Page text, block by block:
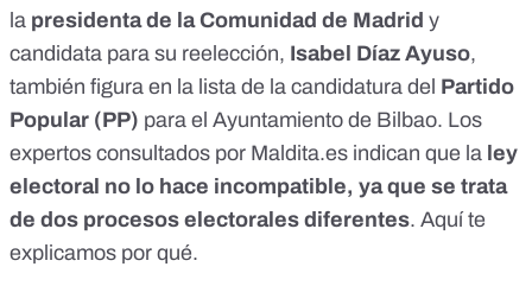
la presidenta de la Comunidad de Madrid y
candidata para su reelección, Isabel Díaz Ayuso,
también figura en la lista de la candidatura del Partido
Popular (PP) para el Ayuntamiento de Bilbao. Los
expertos consultados por Maldita.es indican que la ley
electoral no lo hace incompatible, ya que se trata
de dos procesos electorales diferentes. Aquí te
explicamos por qué.